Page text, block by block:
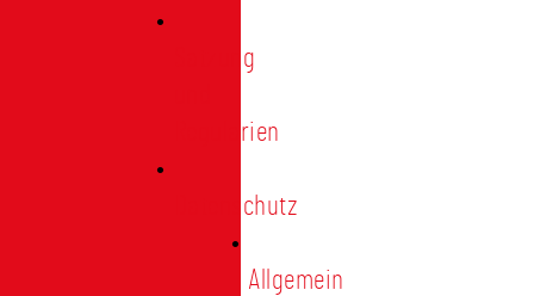
Satzung
Regularien
Datenschutz
Allgemein